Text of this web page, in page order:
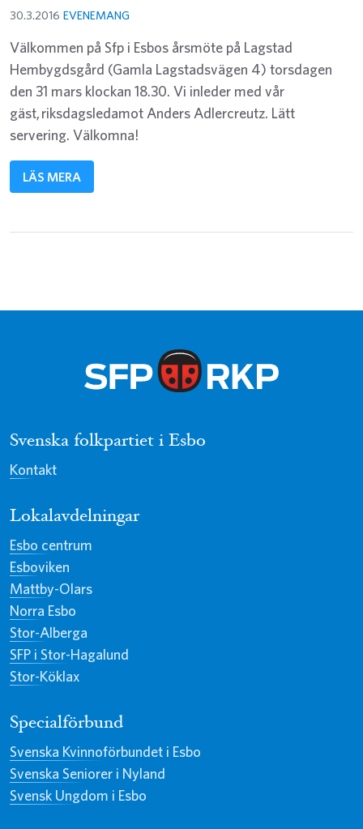
30.3.2016 EVENEMANG
Välkommen på Sfp i Esbos årsmöte på Lagstad
Hembygdsgård (Gamla Lagstadsvägen 4) torsdagen
den 31 mars klockan 18.30. Vi inleder med vår
gäst, riksdagsledamot Anders Adlercreutz. Lätt
servering. Välkomna!
LÄS MERA
Svenska folkpartiet i Esbo
Kontakt
Lokalavdelningar
Esbo centrum
Esboviken
Mattby-Olars
Norra Esbo
Stor-Alberga
SFP i Stor-Hagalund
Stor-Köklax
Specialförbund
Svenska Kvinnoförbundet i Esbo
Svenska Seniorer i Nyland
Svensk Ungdom i Esbo